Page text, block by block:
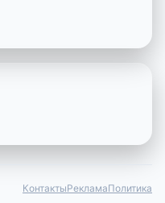
КонтактыРекламаПолитика